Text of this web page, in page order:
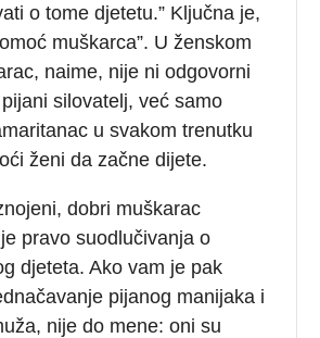
o tome djetetu.” Ključna je,
muškarca”. U ženskom
naime, nije ni odgovorni
silovatelj, već samo
u svakom trenutku
ženi da začne dijete.
dobri muškarac
pravo suodlučivanja o
djeteta. Ako vam je pak
pijanog manijaka i
nije do mene: oni su